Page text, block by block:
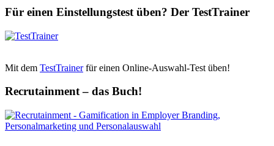
Für einen Einstellungstest üben? Der TestTrainer
Mit dem TestTrainerfür einen Online-Auswahl-Test üben!
Recrutainment – das Buch!